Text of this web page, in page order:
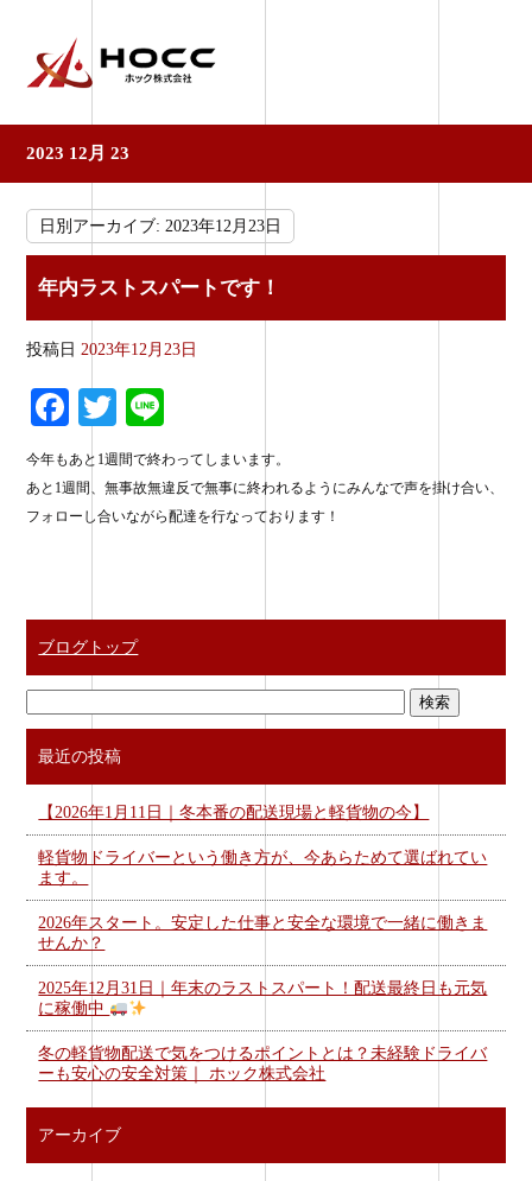
2023 12月 23
日別アーカイブ:2023年12月23日
年内ラストスパートです！
投稿日 2023年12月23日
Fa
ce
bo
ok
T
wi
tte
r
ne
今年もあと1週間で終わってしまいます。
あと1週間、無事故無違反で無事に終われるようにみんなで声を掛け合い、
フォローし合いながら配達を行なっております！
ブログトップ
最近の投稿
【2026年1月11日｜冬本番の配送現場と軽貨物の今】
軽貨物ドライバーという働き方が、今あらためて選ばれてい
ます。
2026年スタート。安定した仕事と安全な環境で一緒に働きま
せんか？
2025年12月31日｜年末のラストスパート！配送最終日も元気
に稼働中
冬の軽貨物配送で気をつけるポイントとは？未経験ドライバ
ーも安心の安全対策｜ ホック株式会社
アーカイブ